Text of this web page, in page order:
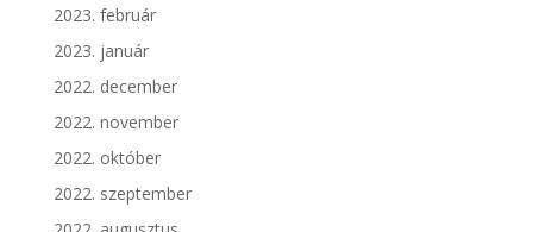
2023. február
2023. január
2022. december
2022. november
2022. október
2022. szeptember